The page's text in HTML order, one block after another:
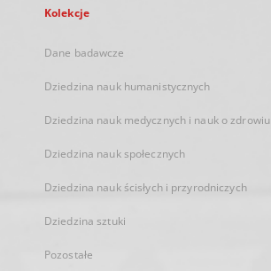
Kolekcje
Dane badawcze
Dziedzina nauk humanistycznych
Dziedzina nauk medycznych i nauk o zdrowiu
Dziedzina nauk społecznych
Dziedzina nauk ścisłych i przyrodniczych
Dziedzina sztuki
Pozostałe